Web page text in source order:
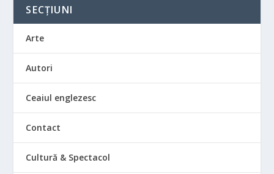
SECȚIUNI
Arte
Autori
Ceaiul englezesc
Contact
Cultură & Spectacol